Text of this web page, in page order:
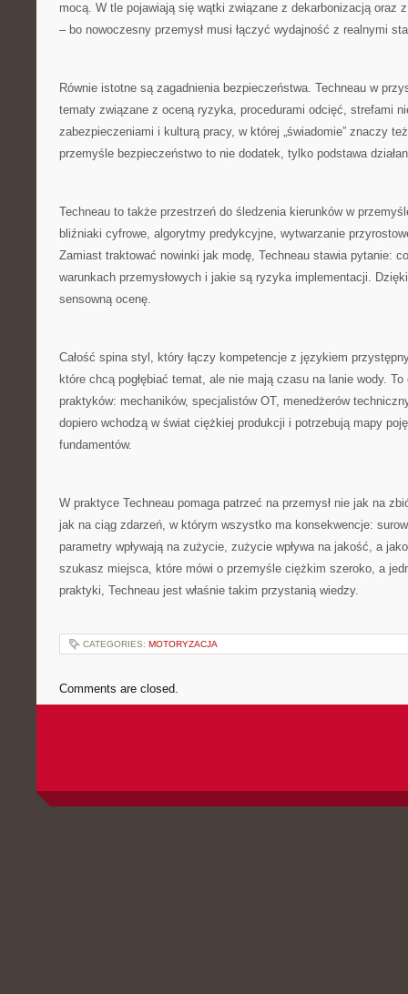
mocą. W tle pojawiają się wątki związane z dekarbonizacją oraz
– bo nowoczesny przemysł musi łączyć wydajność z realnymi
Równie istotne są zagadnienia bezpieczeństwa. Techneau w
tematy związane z oceną ryzyka, procedurami odcięć, strefami
zabezpieczeniami i kulturą pracy, w której „świadomie” znaczy
przemyśle bezpieczeństwo to nie dodatek, tylko podstawa
Techneau to także przestrzeń do śledzenia kierunków w
bliźniaki cyfrowe, algorytmy predykcyjne, wytwarzanie
Zamiast traktować nowinki jak modę, Techneau stawia pytanie:
warunkach przemysłowych i jakie są ryzyka implementacji.
sensowną ocenę.
Całość spina styl, który łączy kompetencje z językiem
które chcą pogłębiać temat, ale nie mają czasu na lanie wody.
praktyków: mechaników, specjalistów OT, menedżerów
dopiero wchodzą w świat ciężkiej produkcji i potrzebują mapy
fundamentów.
W praktyce Techneau pomaga patrzeć na przemysł nie jak na
jak na ciąg zdarzeń, w którym wszystko ma konsekwencje:
parametry wpływają na zużycie, zużycie wpływa na jakość, a
szukasz miejsca, które mówi o przemyśle ciężkim szeroko, a
praktyki, Techneau jest właśnie takim przystanią wiedzy.
CATEGORIES: MOTORYZACJA
Comments are closed.